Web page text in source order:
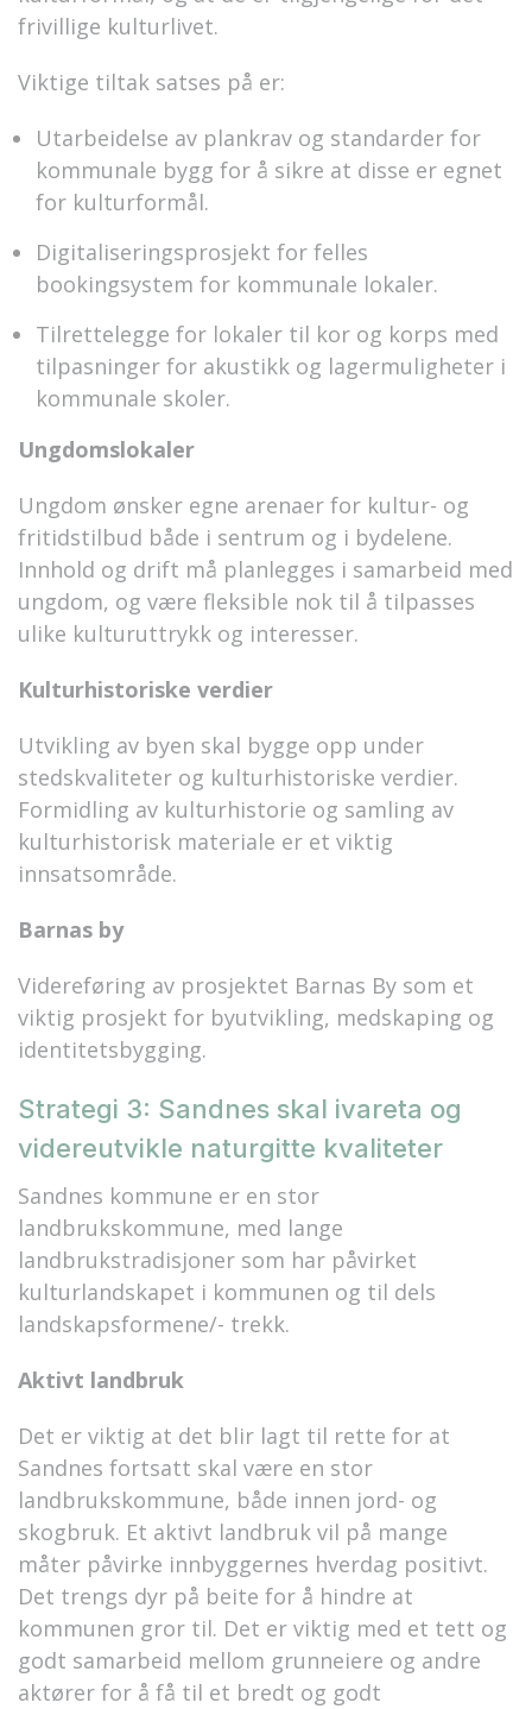
frivillige kulturlivet.
Viktige tiltak satses på er:
Utarbeidelse av plankrav og standarder for
kommunale bygg for å sikre at disse er egnet
for kulturformål.
Digitaliseringsprosjekt for felles
bookingsystem for kommunale lokaler.
Tilrettelegge for lokaler til kor og korps med
tilpasninger for akustikk og lagermuligheter i
kommunale skoler.
Ungdomslokaler
Ungdom ønsker egne arenaer for kultur- og
fritidstilbud både i sentrum og i bydelene.
Innhold og drift må planlegges i samarbeid med
ungdom, og være fleksible nok til å tilpasses
ulike kulturuttrykk og interesser.
Kulturhistoriske verdier
Utvikling av byen skal bygge opp under
stedskvaliteter og kulturhistoriske verdier.
Formidling av kulturhistorie og samling av
kulturhistorisk materiale er et viktig
innsatsområde.
Barnas by
Videreføring av prosjektet Barnas By som et
viktig prosjekt for byutvikling, medskaping og
identitetsbygging.
Strategi 3: Sandnes skal ivareta og
videreutvikle naturgitte kvaliteter
Sandnes kommune er en stor
landbrukskommune, med lange
landbrukstradisjoner som har påvirket
kulturlandskapet i kommunen og til dels
landskapsformene/- trekk.
Aktivt landbruk
Det er viktig at det blir lagt til rette for at
Sandnes fortsatt skal være en stor
landbrukskommune, både innen jord- og
skogbruk. Et aktivt landbruk vil på mange
måter påvirke innbyggernes hverdag positivt.
Det trengs dyr på beite for å hindre at
kommunen gror til. Det er viktig med et tett og
godt samarbeid mellom grunneiere og andre
aktører for å få til et bredt og godt